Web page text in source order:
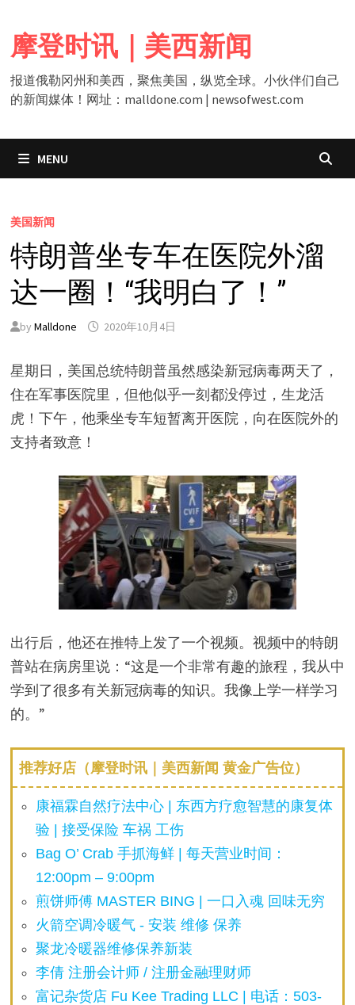
content
摩登时讯｜美西新闻
报道俄勒冈州和美西，聚焦美国，纵览全球。小伙伴们自己
的新闻媒体！网址：malldone.com | newsofwest.com
MENU
美国新闻
特朗普坐专车在医院外溜
达一圈！“我明白了！”
by Malldone 2020年10月4日
星期日，美国总统特朗普虽然感染新冠病毒两天了，
住在军事医院里，但他似乎一刻都没停过，生龙活
虎！下午，他乘坐专车短暂离开医院，向在医院外的
支持者致意！
出行后，他还在推特上发了一个视频。视频中的特朗
普站在病房里说：“这是一个非常有趣的旅程，我从中
学到了很多有关新冠病毒的知识。我像上学一样学习
的。”
推荐好店（摩登时讯｜美西新闻 黄金广告位）
康福霖自然疗法中心 | 东西方疗愈智慧的康复体
验 | 接受保险 车祸 工伤
Bag O’ Crab 手抓海鲜 | 每天营业时间：
12:00pm – 9:00pm
煎饼师傅 MASTER BING | 一口入魂 回味无穷
火箭空调冷暖气 - 安装 维修 保养
聚龙冷暖器维修保养新装
李倩 注册会计师 / 注册金融理财师
富记杂货店 Fu Kee Trading LLC | 电话：503-